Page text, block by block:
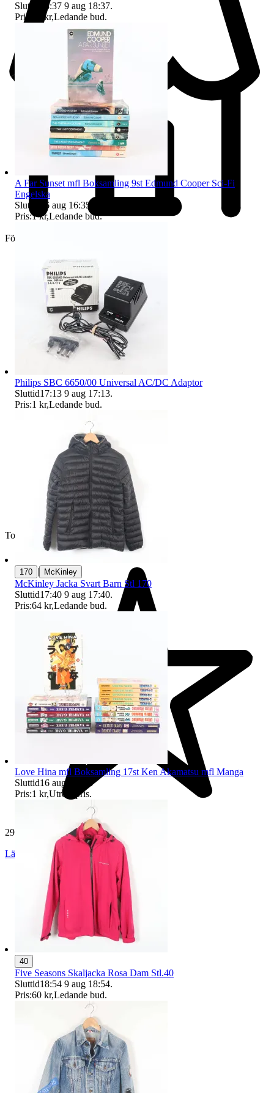
Företag
Toppsäljare
29 188 omdömen
Läs omdömen
Sluttid
18:37 9 aug 18:37.
Pris:
55 kr,Ledande bud.
A Far Sunset mfl Boksamling 9st Edmund Cooper Sci-Fi
Engelska
Sluttid
16 aug 16:35
Pris:1 kr,Ledande bud.
Philips SBC 6650/00 Universal AC/DC Adaptor
Sluttid17:13 9 aug 17:13.
Pris:1 kr,Ledande bud.
170 | McKinley
McKinley Jacka Svart Barn Stl 170
Sluttid17:40 9 aug 17:40.
Pris:64 kr,Ledande bud.
Love Hina mfl Boksamling 17st Ken Akamatsu mfl Manga
Sluttid16 aug 16:43
.
Pris:1 kr,Utropspris.
40
Five Seasons Skaljacka Rosa Dam Stl.40
Sluttid18:54 9 aug 18:54.
Pris:60 kr,Ledande bud.